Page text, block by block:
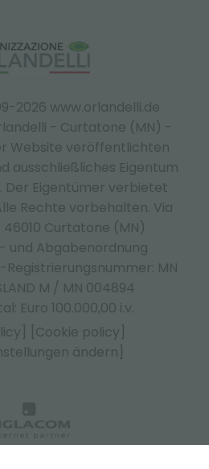
2026 www.orlandelli.de
- Curtatone (MN) -
Website veröffentlichten
ausschließliches Eigentum
Der Eigentümer verbietet
Rechte vorbehalten. Via
Curtatone (MN)
und Abgabenordnung
Registrierungsnummer: MN
M / MN 004894
Euro 100.000,00 i.v.
[Cookie policy]
ändern]